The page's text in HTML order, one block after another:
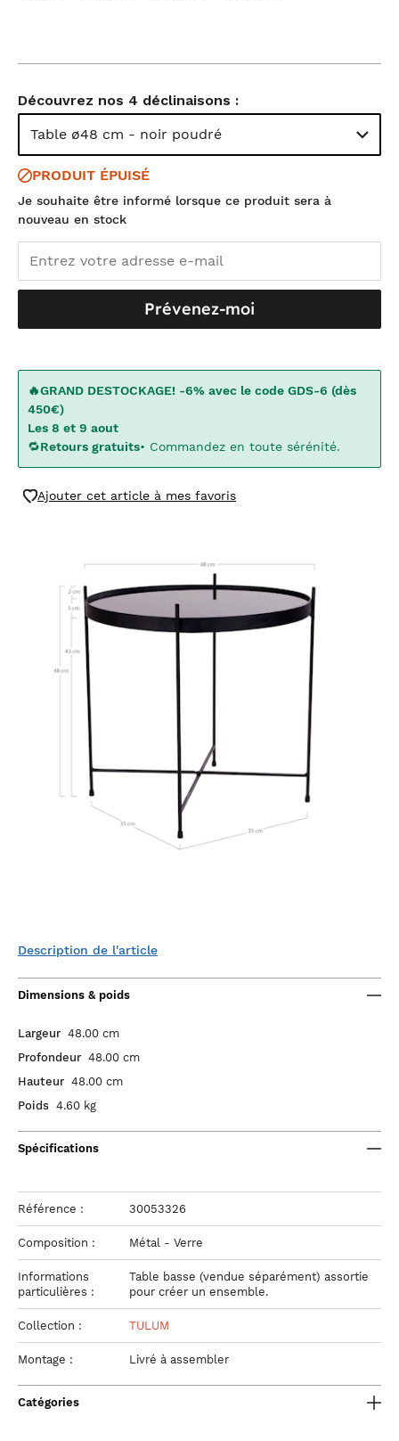
Découvrez nos 4 déclinaisons :
Table ø48 cm - noir poudré
PRODUIT ÉPUISÉ
Je souhaite être informé lorsque ce produit sera à
nouveau en stock
Prévenez-moi
🔥GRAND DESTOCKAGE! -6% avec le code GDS-6 (dès
450€)
Les 8 et 9 aout
🔁Retours gratuits• Commandez en toute sérénité.
Ajouter cet article à mes favoris
Description de l'article
Dimensions & poids
Largeur 48.00 cm
Profondeur 48.00 cm
Hauteur 48.00 cm
Poids 4.60 kg
Spécifications
Référence : 30053326
Composition : Métal - Verre
Informations
particulières :
Table basse (vendue séparément) assortie
pour créer un ensemble.
Collection : TULUM
Montage : Livré à assembler
Catégories